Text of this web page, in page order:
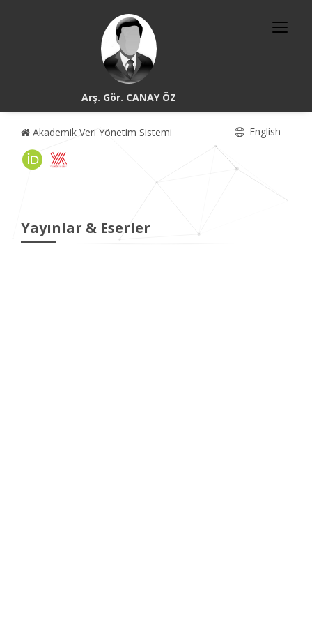
Arş. Gör. CANAY ÖZ
Akademik Veri Yönetim Sistemi English
Yayınlar & Eserler